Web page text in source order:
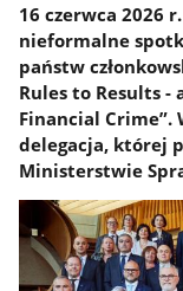
16 czerwca 2026
nieformalne
państw
Rules to Results -
Financial Crime”.
delegacja, której
Ministerstwie